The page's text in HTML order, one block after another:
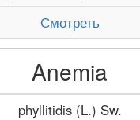
Смотреть
Anemia
phyllitidis (L.) Sw.